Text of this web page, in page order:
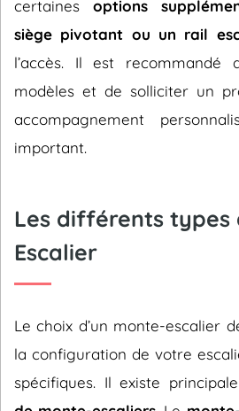
certaines options
siège pivotant ou un rail
l’accès. Il est recommandé
modèles et de solliciter un
accompagnement
important.
Les différents types
Escalier
Le choix d’un monte-escalier
la configuration de votre
spécifiques. Il existe